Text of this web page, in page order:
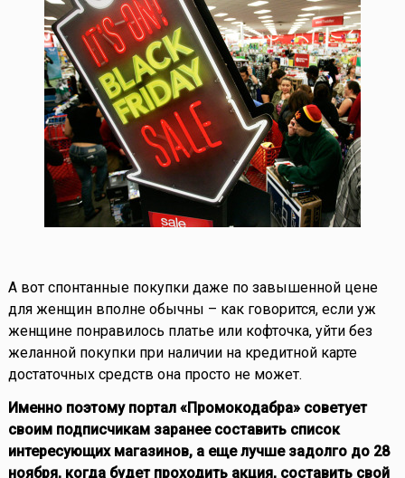
А вот спонтанные покупки даже по завышенной цене
для женщин вполне обычны – как говорится, если уж
женщине понравилось платье или кофточка, уйти без
желанной покупки при наличии на кредитной карте
достаточных средств она просто не может.
Именно поэтому портал «Промокодабра» советует
своим подписчикам заранее составить список
интересующих магазинов, а еще лучше задолго до 28
ноября, когда будет проходить акция, составить свой